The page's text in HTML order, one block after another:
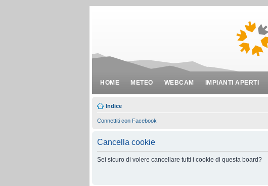
HOME METEO WEBCAM IMPIANTI APERTI
Indice
Connettiti con Facebook
Cancella cookie
Sei sicuro di volere cancellare tutti i cookie di questa board?